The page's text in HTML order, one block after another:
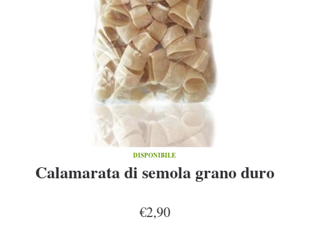
DISPONIBILE
Calamarata di semola grano duro
€2,90